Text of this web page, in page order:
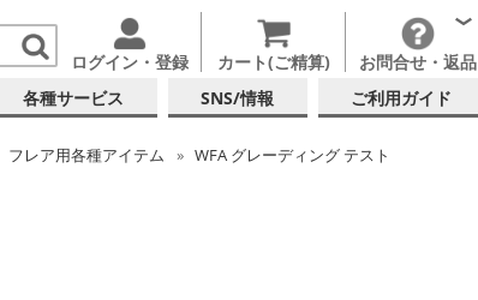
ログイン・登録 カート(ご精算) お問合せ・返品
各種サービス SNS/情報 ご利用ガイド
フレア用各種アイテム
WFA グレーディング テスト